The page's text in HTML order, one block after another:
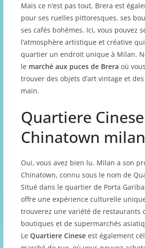
Mais ce n’est pas tout, Brera est
pour ses ruelles pittoresques, ses
ses cafés bohèmes. Ici, vous pouvez
l’atmosphère artistique et créative
quartier un endroit unique à Milan.
le marché aux puces de Brera où
trouver des objets d’art vintage et
main.
Quartiere
Chinatown
Oui, vous avez bien lu. Milan a son
Chinatown, connu sous le nom de
Situé dans le quartier de Porta
offre une expérience culturelle
trouverez une variété de restaurants
boutiques et de supermarchés
Le Quartiere Cineseest également